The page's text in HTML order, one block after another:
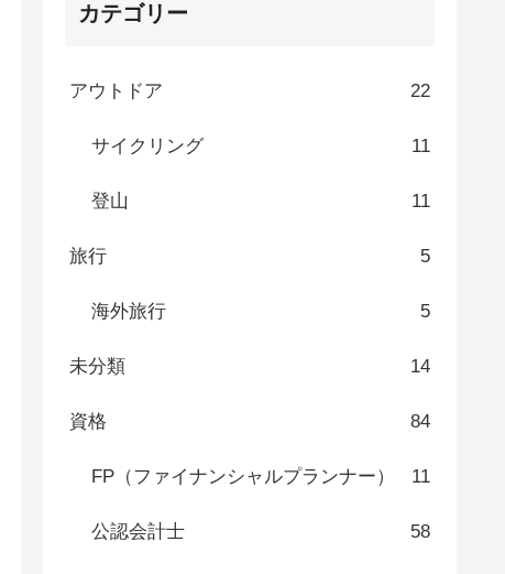
カテゴリー
アウトドア 22
サイクリング 11
登山 11
旅行 5
海外旅行 5
未分類 14
資格 84
FP（ファイナンシャルプランナー） 11
公認会計士 58